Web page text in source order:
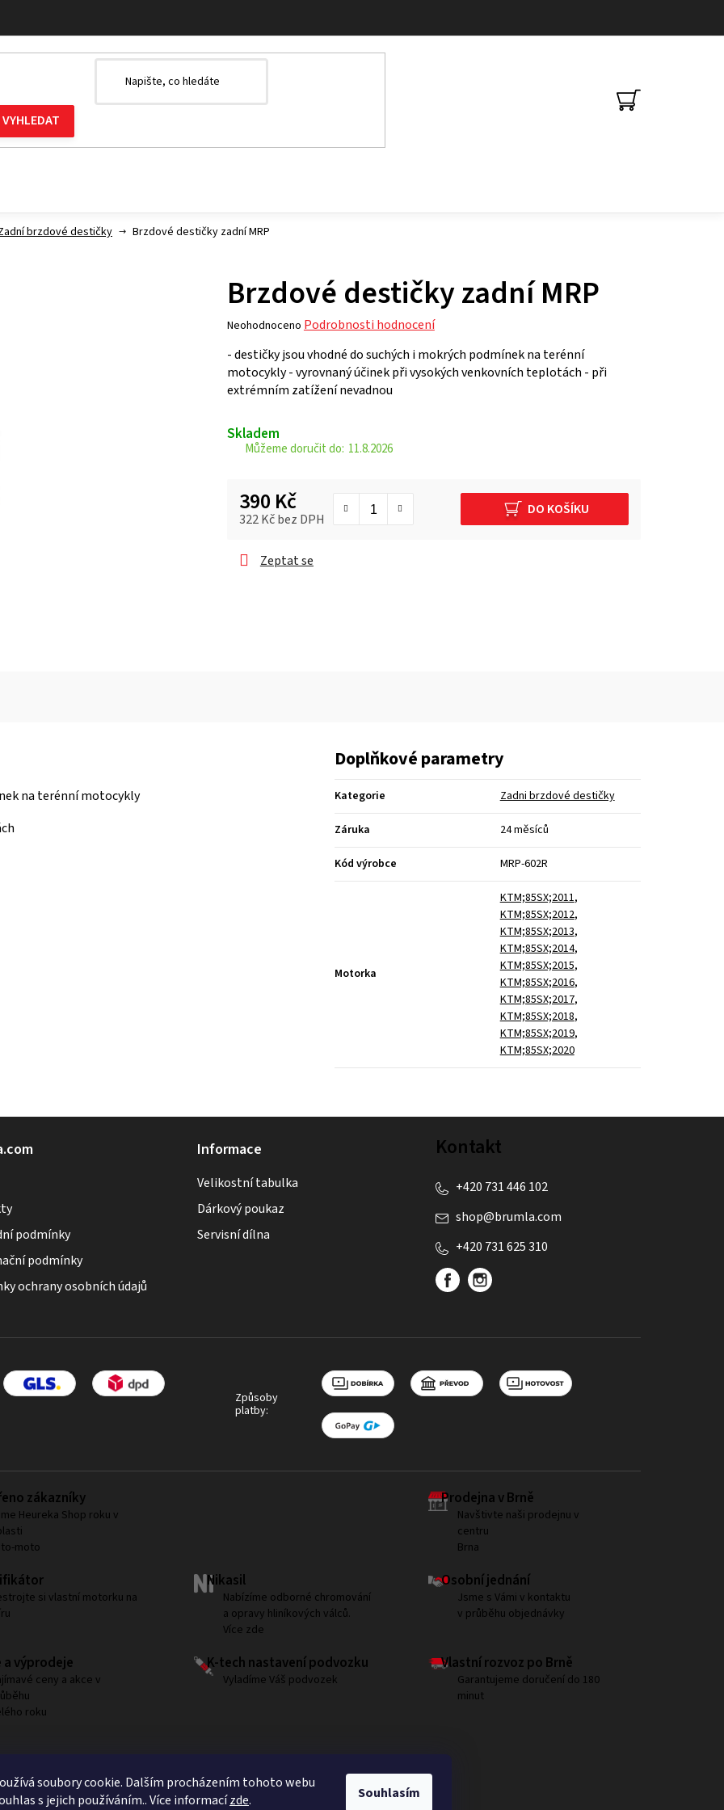
soubory cookie. Dalším procházením tohoto webu
s jejich používáním.. Více informacízde. Souhlasím
NÁKUPNÍ
brzdové destičky Brzdové destičky zadní MRP
Brzdové destičky zadní MRP
Průměrné
produktu
je
0,0
hvězdiček.
Neohodnoceno Podrobnosti hodnocení
- destičky jsou vhodné do suchých i mokrých podmínek na terénní
motocykly - vyrovnaný účinek při vysokých venkovních teplotách - při
extrémním zatížení nevadnou
Skladem
11.8.2026
390 Kč
322 Kč bez DPH
DO KOŠÍKU
Zeptat se
na terénní motocykly
Doplňkové parametry
Kategorie Zadni brzdové destičky
Záruka 24 měsíců
Kód výrobce MRP-602R
Motorka
KTM;85SX;2011,
KTM;85SX;2012,
KTM;85SX;2013,
KTM;85SX;2014,
KTM;85SX;2015,
KTM;85SX;2016,
KTM;85SX;2017,
KTM;85SX;2018,
KTM;85SX;2019,
KTM;85SX;2020
podmínky
podmínky
ochrany osobních údajů
Informace
Velikostní tabulka
Dárkový poukaz
Servisní dílna
Kontakt
shop@brumla.com
+420 731 446 102
+420 731 625 310
Způsoby
platby:
zákazníky
Heureka Shop roku v
moto
Prodejna v Brně
Navštivte naši prodejnu v
centru
Brna
si vlastní motorku na
Nikasil
Nabízíme odborné chromování
a opravy hliníkových válců.
Více zde
Osobní jednání
Jsme s Vámi v kontaktu
v průběhu objednávky
a výprodeje
ceny a akce v
roku
K-tech nastavení podvozku
Vyladíme Váš podvozek
Vlastní rozvoz po Brně
Garantujeme doručení do 180
minut